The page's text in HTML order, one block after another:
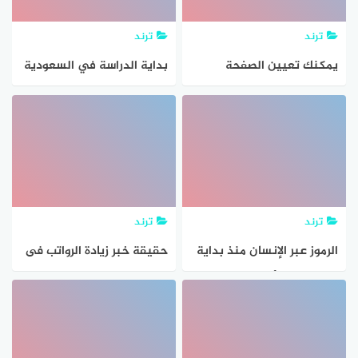
ترند
يمكنك تعيين الصفحة
الرئيسية لتكون صفحة بداية
ترند
بداية الدراسة في السعودية
لعام 2024
ترند
الرموز عبر الإنسان منذ بداية
الخليقة عن أفكاره ومشاعره
ترند
حقيقة خبر زيادة الرواتب فى
السعودية بداية 2024